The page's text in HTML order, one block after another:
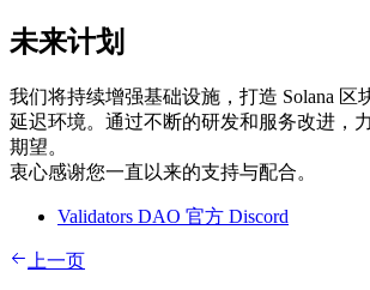
未来计划
我们将持续增强基础设施，打造 Solana 区
延迟环境。通过不断的研发和服务改进，
期望。
衷心感谢您一直以来的支持与配合。
Validators DAO 官方 Discord
上一页